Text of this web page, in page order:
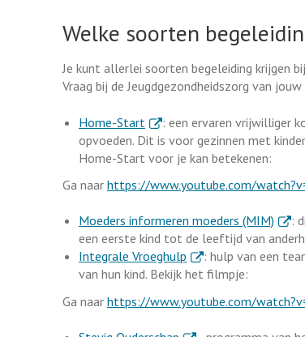
Welke soorten
Je kunt allerlei soorten begeleiding krijgen
Vraag bij de Jeugdgezondheidszorg van
Home-Start . Externe link
: een ervaren vrijwilliger
opvoeden. Dit is voor gezinnen met
Home-Start voor je kan betekenen:
Ga naar https://www.youtube.com/
Moeders informeren moeders (MIM) .
:
een eerste kind tot de leeftijd van
Integrale Vroeghulp . Externe link
: hulp van een
van hun kind. Bekijk het filmpje:
Ga naar https://www.youtube.com/